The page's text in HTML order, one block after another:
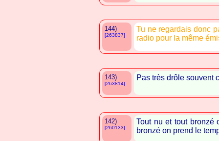
144)
[263837]
Tu ne regardais donc
radio pour la même
143)
[263814]
Pas très drôle souvent
142)
[260133]
Tout nu et tout bronzé
bronzé on prend le